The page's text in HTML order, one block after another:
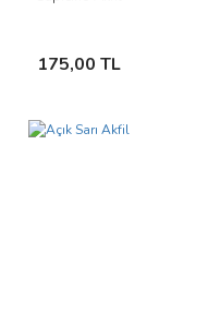
175,00 TL
Sepete Ekle